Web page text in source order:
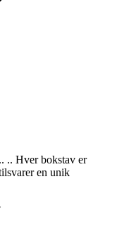
.. Hver bokstav er
en unik